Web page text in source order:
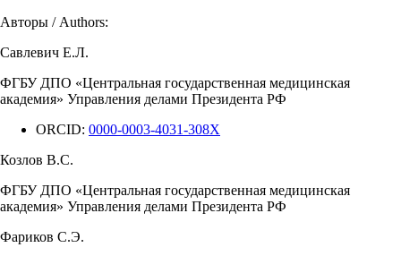
Авторы / Authors:
Савлевич Е.Л.
ФГБУ ДПО «Центральная государственная медицинская
академия» Управления делами Президента РФ
ORCID: 0000-0003-4031-308X
Козлов В.С.
ФГБУ ДПО «Центральная государственная медицинская
академия» Управления делами Президента РФ
Фариков С.Э.